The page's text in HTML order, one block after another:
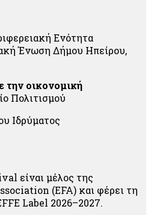
Ενότητα
Ένωση Δήμου Ηπείρου,
την οικονομική
Πολιτισμού
Ιδρύματος
είναι μέλος της
(EFA) και φέρει τη
Label 2026–2027.